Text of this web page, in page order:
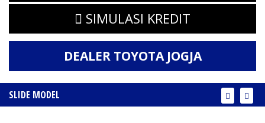
SIMULASI KREDIT
DEALER TOYOTA JOGJA
SLIDE MODEL
ALL NEW C-HR ALL NEW VOXY